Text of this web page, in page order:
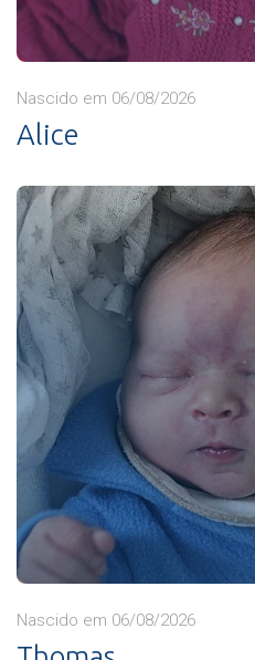
Nascido em 06/08/2026
Alice
Nascido em 06/08/2026